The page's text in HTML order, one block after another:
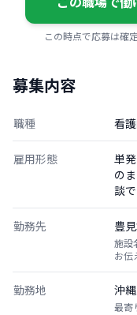
この時点で応募は確
募集内容
職種 看
雇用形態
単
の
談で
勤務先 豊
施設
お伝
勤務地 沖
最寄